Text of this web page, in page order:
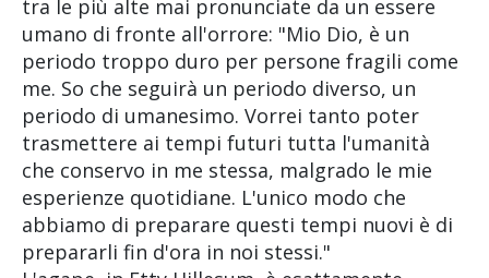
tra le più alte mai pronunciate da un essere
umano di fronte all'orrore: "Mio Dio, è un
periodo troppo duro per persone fragili come
me. So che seguirà un periodo diverso, un
periodo di umanesimo. Vorrei tanto poter
trasmettere ai tempi futuri tutta l'umanità
che conservo in me stessa, malgrado le mie
esperienze quotidiane. L'unico modo che
abbiamo di preparare questi tempi nuovi è di
prepararli fin d'ora in noi stessi."